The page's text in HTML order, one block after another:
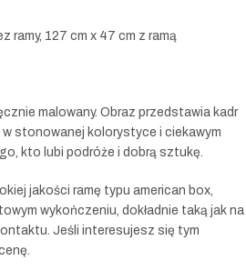
ramy, 127 cm x 47 cm z ramą
malowany. Obraz przedstawia kadr
stonowanej kolorystyce i ciekawym
kto lubi podróże i dobrą sztukę.
jakości ramę typu american box,
wykończeniu, dokładnie taką jak na
Jeśli interesujesz się tym